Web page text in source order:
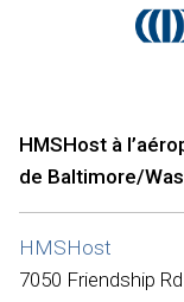
HMSHost à
de Baltimore/
HMSHost
7050 Friendship Rd